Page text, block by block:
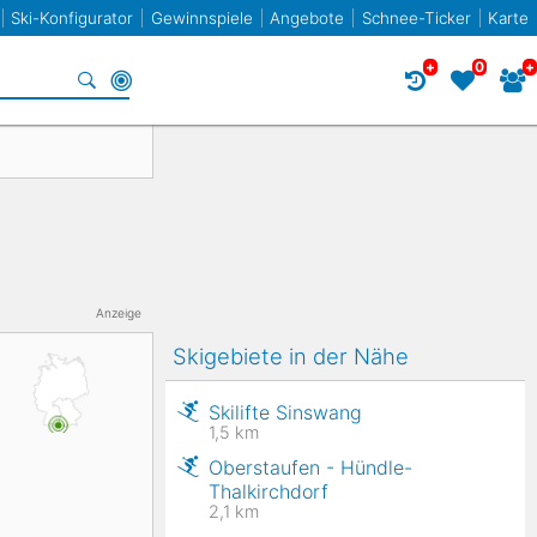
+ 0 +
Anzeige
Skigebiete in der Nähe
Skilifte Sinswang
1,5 km
Oberstaufen - Hündle-
Thalkirchdorf
2,1 km
Bulgarien
Liechtenstein
Ski-Konfigurator Gewinnspiele Angebote Schnee-Ticker Karte